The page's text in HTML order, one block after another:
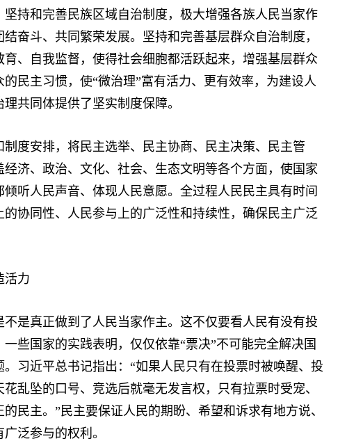
持和完善民族区域自治制度，极大增强各族人民当家作
奋斗、共同繁荣发展。坚持和完善基层群众自治制度，
、自我监督，使得社会细胞都活跃起来，增强基层群众
民主习惯，使“微治理”富有活力、更有效率，为建设人
共同体提供了坚实制度保障。
安排，将民主选举、民主协商、民主决策、民主管
济、政治、文化、社会、生态文明等各个方面，使国家
听人民声音、体现人民意愿。全过程人民民主具有时间
协同性、人民参与上的广泛性和持续性，确保民主广泛
力
真正做到了人民当家作主。这不仅要看人民有没有投
些国家的实践表明，仅仅依靠“票决”不可能完全解决国
习近平总书记指出：“如果人民只有在投票时被唤醒、投
乱坠的口号、竞选后就毫无发言权，只有拉票时受宠、
民主。”民主要保证人民的期盼、希望和诉求有地方说、
泛参与的权利。